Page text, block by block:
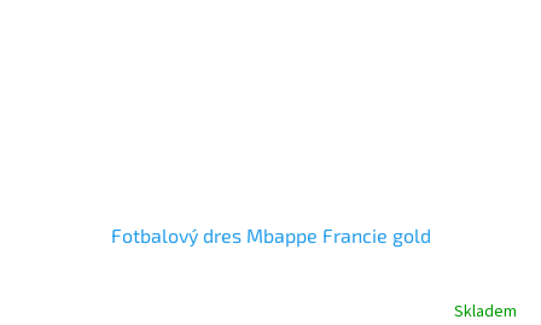
Fotbalový dres Mbappe Francie gold
Skladem